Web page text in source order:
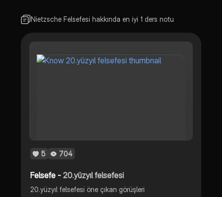
Nietzsche Felsefesi hakkında en iyi 1 ders notu
5 704
Felsefe -20.yüzyıl felsefesi
20.yüzyıl felsefesi öne çıkan görüşleri